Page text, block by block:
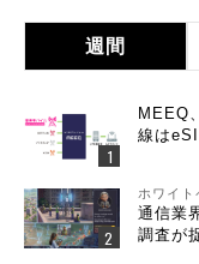
週間
MEEQ
線は
ホワイト
通信業
調査が